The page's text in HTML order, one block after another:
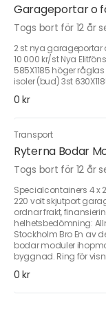
Garageportar o
Togs bort för 12 år
2 st nya garageportar
10 000 kr/st Nya
585X1185 höger
isoler (bud) 3st
0 kr
Transport
Ryterna Bodar
Togs bort för 12 år
Specialcontainers 4 x
220 volt skjutport
ordnar frakt,
helhetsbedömning:
Stockholm Bro En av
bodar moduler
byggnad. Ring för
0 kr